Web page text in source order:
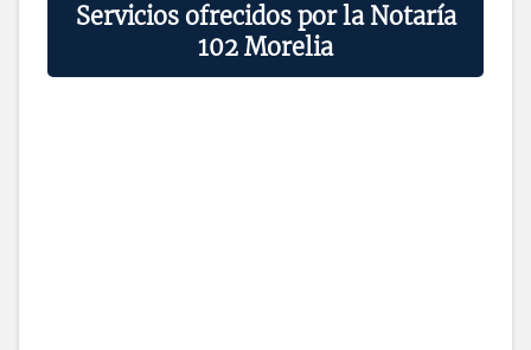
Servicios ofrecidos por la Notaría
102 Morelia